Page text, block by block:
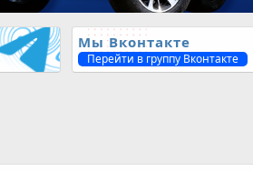
Мы Вконтакте
Перейти в группу Вконтакте